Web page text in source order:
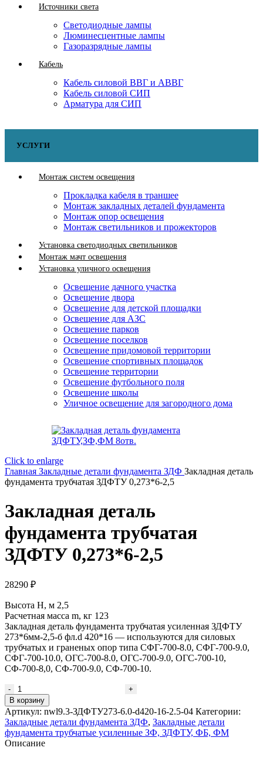
Источники света
Светодиодные лампы
Люминесцентные лампы
Газоразрядные лампы
Кабель
Кабель силовой ВВГ и АВВГ
Кабель силовой СИП
Арматура для СИП
УСЛУГИ
Монтаж систем освещения
Прокладка кабеля в траншее
Монтаж закладных деталей фундамента
Монтаж опор освещения
Монтаж светильников и прожекторов
Установка светодиодных светильников
Монтаж мачт освещения
Установка уличного освещения
Освещение дачного участка
Освещение двора
Освещение для детской площадки
Освещение для АЗС
Освещение парков
Освещение поселков
Освещение придомовой территории
Освещение спортивных площадок
Освещение территории
Освещение футбольного поля
Освещение школы
Уличное освещение для загородного дома
Click to enlarge
Главная Закладные детали фундамента ЗДФ Закладная деталь
фундамента трубчатая ЗДФТУ 0,273*6-2,5
Закладная деталь
фундамента трубчатая
ЗДФТУ 0,273*6-2,5
28290 ₽
Высота H, м 2,5
Расчетная масса m, кг 123
Закладная деталь фундамента трубчатая усиленная ЗДФТУ
273*6мм-2,5-б фл.d 420*16 — используются для силовых
трубчатых и граненых опор типа СФГ-700-8.0, СФГ-700-9.0,
СФГ-700-10.0, ОГС-700-8.0, ОГС-700-9.0, ОГС-700-10,
СФ-700-8,0, СФ-700-9.0, СФ-700-10.
Количество
товара
Закладная
деталь
фундамента
трубчатая
В корзину
Артикул: nwl9.3-ЗДФТУ273-6.0-d420-16-2.5-04 Категории:
Закладные детали фундамента ЗДФ, Закладные детали
фундамента трубчатые усиленные ЗФ, ЗДФТУ, ФБ, ФМ
Описание